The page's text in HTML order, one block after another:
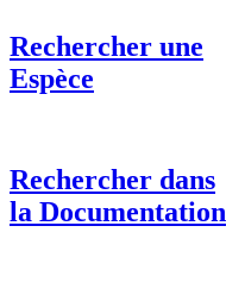
Rechercher une
Espèce
Rechercher dans
la Documentation